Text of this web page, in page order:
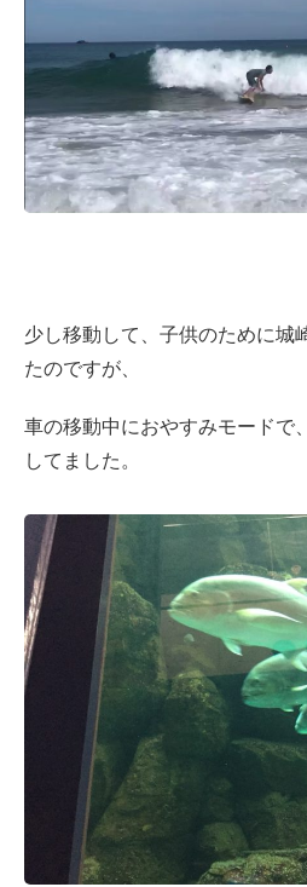
少し移動して、子供のために城
たのですが、
車の移動中におやすみモードで
してました。